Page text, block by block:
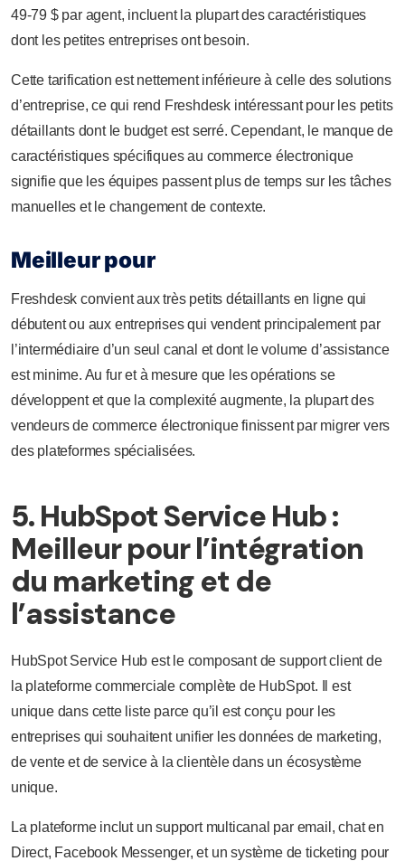
49-79 $ par agent, incluent la plupart des caractéristiques
dont les petites entreprises ont besoin.
Cette tarification est nettement inférieure à celle des solutions
d’entreprise, ce qui rend Freshdesk intéressant pour les petits
détaillants dont le budget est serré. Cependant, le manque de
caractéristiques spécifiques au commerce électronique
signifie que les équipes passent plus de temps sur les tâches
manuelles et le changement de contexte.
Meilleur pour
Freshdesk convient aux très petits détaillants en ligne qui
débutent ou aux entreprises qui vendent principalement par
l’intermédiaire d’un seul canal et dont le volume d’assistance
est minime. Au fur et à mesure que les opérations se
développent et que la complexité augmente, la plupart des
vendeurs de commerce électronique finissent par migrer vers
des plateformes spécialisées.
5. HubSpot Service Hub :
Meilleur pour l’intégration
du marketing et de
l’assistance
HubSpot Service Hub est le composant de support client de
la plateforme commerciale complète de HubSpot. Il est
unique dans cette liste parce qu’il est conçu pour les
entreprises qui souhaitent unifier les données de marketing,
de vente et de service à la clientèle dans un écosystème
unique.
La plateforme inclut un support multicanal par email, chat en
Direct, Facebook Messenger, et un système de ticketing pour